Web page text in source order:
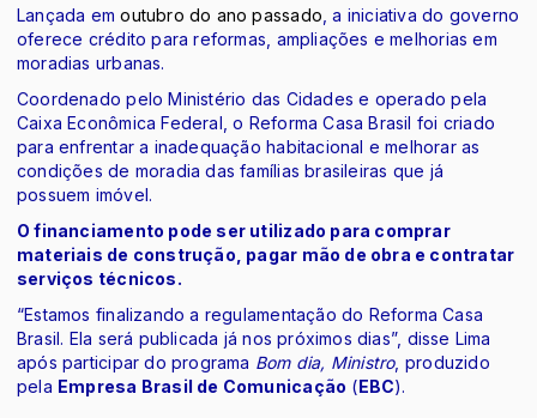
Lançada emoutubro do ano passado , a iniciativa do governo
oferece crédito para reformas, ampliações e melhorias em
moradias urbanas.
Coordenado pelo Ministério das Cidades e operado pela
Caixa Econômica Federal, o Reforma Casa Brasil foi criado
para enfrentar a inadequação habitacional e melhorar as
condições de moradia das famílias brasileiras que já
possuem imóvel.
O financiamento pode ser utilizado para comprar
materiais de construção, pagar mão de obra e contratar
serviços técnicos.
“Estamos finalizando a regulamentação do Reforma Casa
Brasil. Ela será publicada já nos próximos dias”, disse Lima
após participar do programa Bom dia, Ministro, produzido
pela Empresa Brasil de Comunicação (EBC).